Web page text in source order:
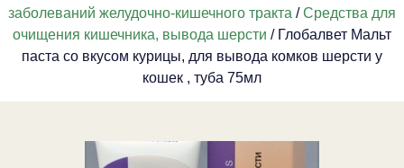
заболеваний желудочно-кишечного тракта /Средства для
очищения кишечника, вывода шерсти / Глобалвет Мальт
паста со вкусом курицы, для вывода комков шерсти у
кошек , туба 75мл